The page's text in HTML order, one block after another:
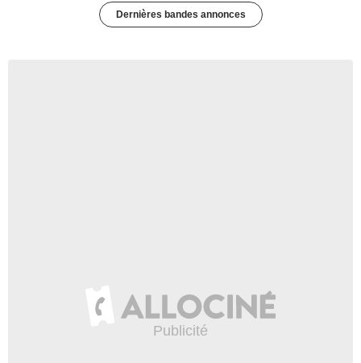
Dernières bandes annonces